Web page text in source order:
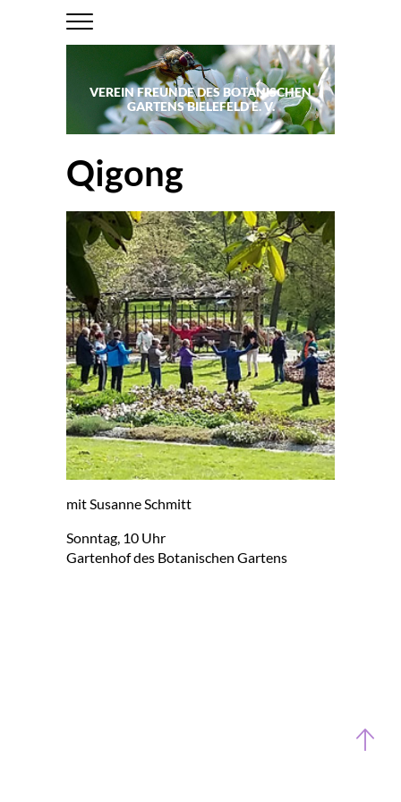
VEREIN FREUNDE DES BOTANISCHEN
GARTENS BIELEFELD E. V.
Qigong
mit Su­san­ne Schmitt
Sonn­tag, 10 Uhr
Gar­ten­hof des Bo­ta­ni­schen Gar­tens